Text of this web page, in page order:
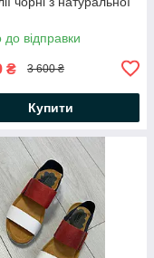
до відправки
₴ 3 600 ₴
Купити